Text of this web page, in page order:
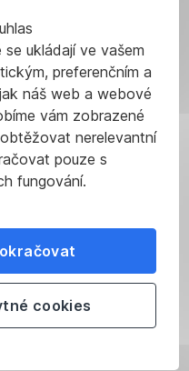
se ukládají ve vašem
preferenčním a
náš web a webové
vám zobrazené
nerelevantní
pouze s
fungování.
cookies